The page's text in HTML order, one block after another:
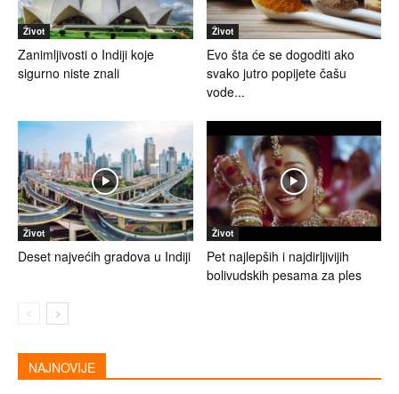
Život
Zanimljivosti o Indiji koje
sigurno niste znali
Život
Evo šta će se dogoditi ako
svako jutro popijete čašu
vode...
Život
Deset najvećih gradova u Indiji
Život
Pet najlepših i najdirljivijih
bolivudskih pesama za ples
NAJNOVIJE